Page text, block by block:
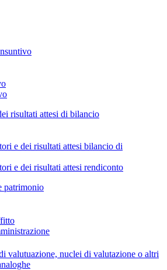
risultati attesi di bilancio
e dei risultati attesi bilancio di
e dei risultati attesi rendiconto
patrimonio
valutuazione, nuclei di valutazione o altri